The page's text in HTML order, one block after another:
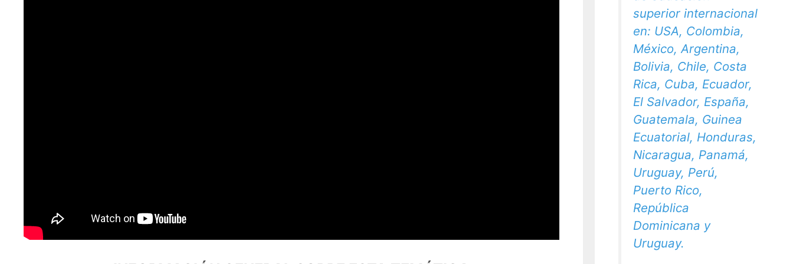
superior internacional
en: USA, Colombia,
México, Argentina,
Bolivia, Chile, Costa
Rica, Cuba, Ecuador,
El Salvador, España,
Guatemala, Guinea
Ecuatorial, Honduras,
Nicaragua, Panamá,
Uruguay, Perú,
Puerto Rico,
República
Dominicana y
Uruguay.